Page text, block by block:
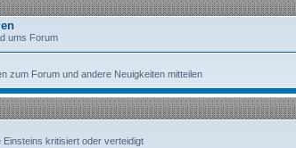
ums Forum
zum Forum und andere Neuigkeiten mitteilen
kritisiert oder verteidigt